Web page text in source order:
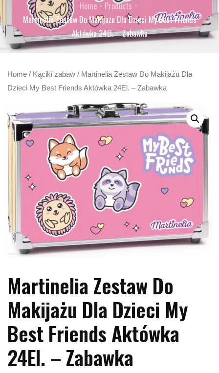
Home
Products
Martinelia Zestaw Do Makijażu Dla Dzieci My Best Friends
Aktówka 24El. – Zabawka
Home / Kąciki zabaw / Martinelia Zestaw Do Makijażu Dla
Dzieci My Best Friends Aktówka 24El. – Zabawka
Martinelia Zestaw Do
Makijażu Dla Dzieci My
Best Friends Aktówka
24El. – Zabawka